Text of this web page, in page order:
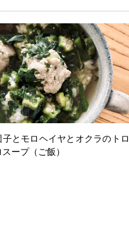
子とモロヘイヤとオクラのトロ
スープ（ご飯）